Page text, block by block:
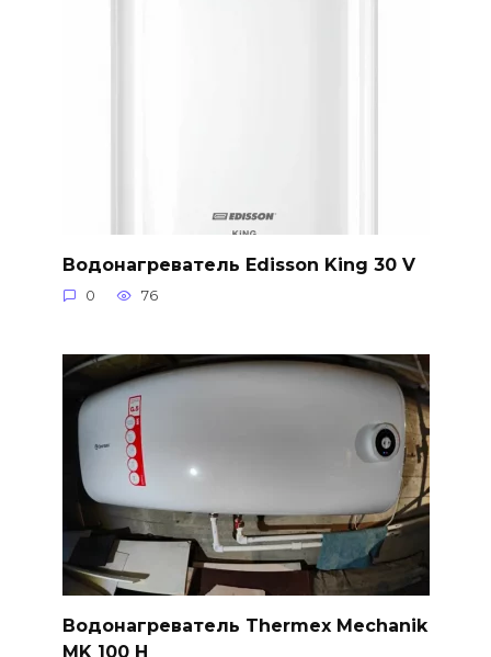
Водонагреватель Edisson King 30 V
0 76
Водонагреватель Thermex Mechanik
MK 100 H